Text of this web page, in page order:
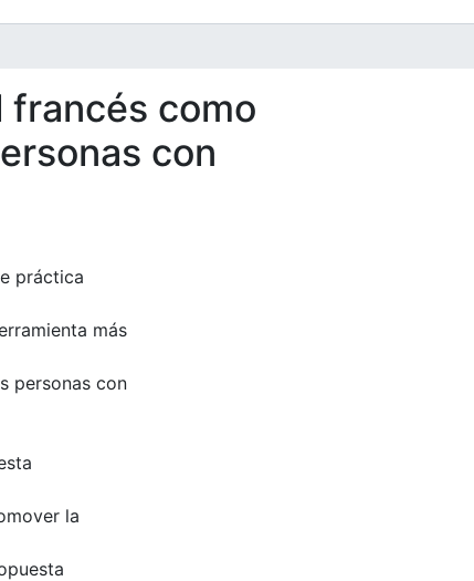
francés como
con
práctica
más
personas con
la